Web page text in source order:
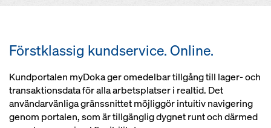
Förstklassig kundservice. Online.
Kundportalen myDoka ger omedelbar tillgång till lager- och
transaktionsdata för alla arbetsplatser i realtid. Det
användarvänliga gränssnittet möjliggör intuitiv navigering
genom portalen, som är tillgänglig dygnet runt och därmed